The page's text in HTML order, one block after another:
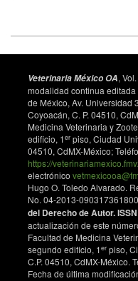
Veterinaria México OA,
modalidad continua
de México, Av. Universidad
Coyoacán, C. P. 04510,
Medicina Veterinaria y
edificio, 1er piso, Ciudad
04510, CdMX-México;
https://
electrónico
Hugo O. Toledo Alvarado.
No. 04-2013-
del Derecho de Autor.
actualización de este
Facultad de Medicina
segundo edificio, 1er piso,
C.P. 04510, CdMX-México.
Fecha de última